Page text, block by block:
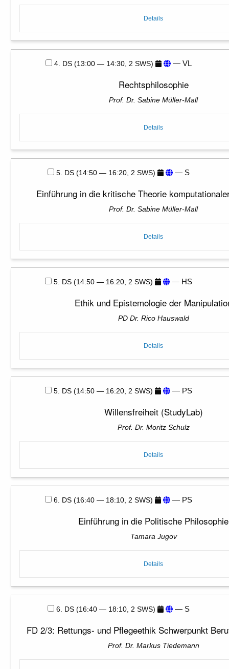
Details
4. DS (13:00 — 14:30, 2 SWS) — VL
Rechtsphilosophie
Prof. Dr. Sabine Müller-Mall
Details
5. DS (14:50 — 16:20, 2 SWS) — S
Einführung in die kritische Theorie
Prof. Dr. Sabine Müller-Mall
Details
5. DS (14:50 — 16:20, 2 SWS) — HS
Ethik und Epistemologie der
PD Dr. Rico Hauswald
Details
5. DS (14:50 — 16:20, 2 SWS) — PS
Willensfreiheit (StudyLab)
Prof. Dr. Moritz Schulz
Details
6. DS (16:40 — 18:10, 2 SWS) — PS
Einführung in die Politische Philosophie
Tamara Jugov
Details
6. DS (16:40 — 18:10, 2 SWS) — S
FD 2/3: Rettungs- und Pflegeethik Schwerpunkt
Prof. Dr. Markus Tiedemann